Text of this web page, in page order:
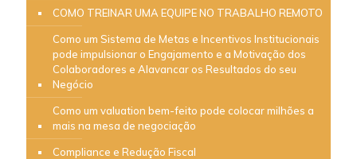
COMO TREINAR UMA EQUIPE NO TRABALHO REMOTO
Como um Sistema de Metas e Incentivos Institucionais
pode impulsionar o Engajamento e a Motivação dos
Colaboradores e Alavancar os Resultados do seu
Negócio
Como um valuation bem-feito pode colocar milhões a
mais na mesa de negociação
Compliance e Redução Fiscal